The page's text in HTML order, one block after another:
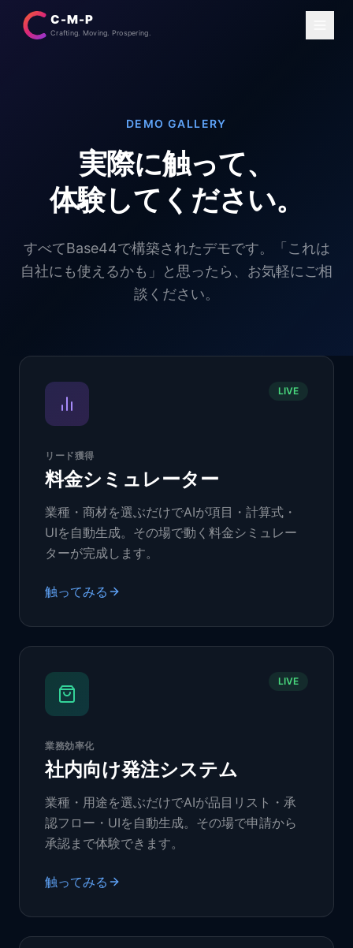
C-M-P
Crafting. Moving. Prospering.
DEMO GALLERY
実際に触って、
体験してください。
すべてBase44で構築されたデモです。「これは
自社にも使えるかも」と思ったら、お気軽にご相
談ください。
LIVE
リード獲得
料金シミュレーター
業種・商材を選ぶだけでAIが項目・計算式・
UIを自動生成。その場で動く料金シミュレー
ターが完成します。
触ってみる
LIVE
業務効率化
社内向け発注システム
業種・用途を選ぶだけでAIが品目リスト・承
認フロー・UIを自動生成。その場で申請から
承認まで体験できます。
触ってみる